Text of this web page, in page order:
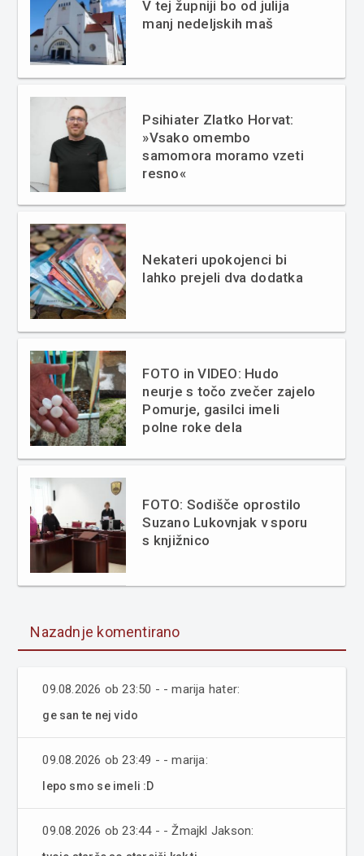
V tej župniji bo od julija
manj nedeljskih maš
Psihiater Zlatko Horvat:
»Vsako omembo
samomora moramo vzeti
resno«
Nekateri upokojenci bi
lahko prejeli dva dodatka
FOTO in VIDEO: Hudo
neurje s točo zvečer zajelo
Pomurje, gasilci imeli
polne roke dela
FOTO: Sodišče oprostilo
Suzano Lukovnjak v sporu
s knjižnico
Nazadnje komentirano
09.08.2026 ob 23:50 - - marija hater:
ge san te nej vido
09.08.2026 ob 23:49 - - marija:
lepo smo se imeli :D
09.08.2026 ob 23:44 - - Žmajkl Jakson: